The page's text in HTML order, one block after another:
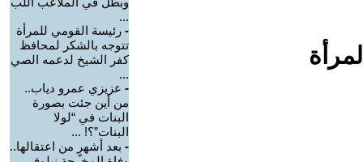
...
- رئيسة القومي للمرأة
تتوجه بالشكر لمحافظ
كفر الشيخ لدعمه الصي
...
- عزيزي عمرو دياب..
من أين جئت بصورة
البنات في “لولا
البنات”؟! ...
- بعد أشهرٍ من اعتقالها..